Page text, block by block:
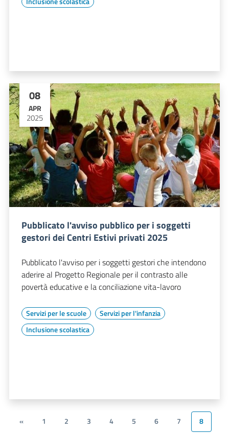
08
APR
2025
Pubblicato l'avviso pubblico per i soggetti
gestori dei Centri Estivi privati 2025
Pubblicato l'avviso per i soggetti gestori che intendono
aderire al Progetto Regionale per il contrasto alle
povertà educative e la conciliazione vita-lavoro
Servizi per le scuole
Servizi per l'infanzia
Inclusione scolastica
« 1 2 3 4 5 6 7
8